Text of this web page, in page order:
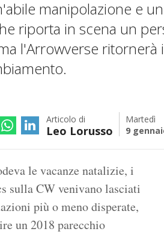
manipolazione e
riporta in scena un
l'Arrowverse ritornerà
Articolo di
Leo Lorusso
Martedì
9
le vacanze natalizie, i
sulla CW venivano lasciati
più o meno disperate,
un 2018 parecchio